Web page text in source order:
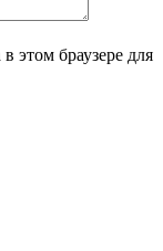
этом браузере для